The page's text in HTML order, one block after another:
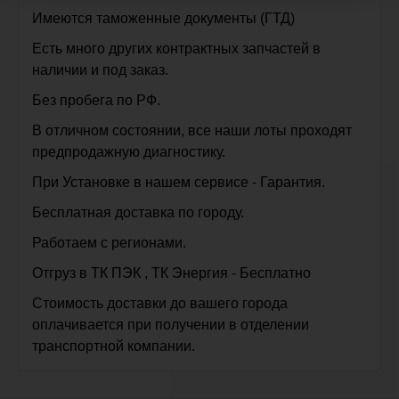
Имеются таможенные документы (ГТД)
Есть много других контрактных запчастей в
наличии и под заказ.
Без пробега по РФ.
В отличном состоянии, все наши лоты проходят
предпродажную диагностику.
При Установке в нашем сервисе - Гарантия.
Бесплатная доставка по городу.
Работаем с регионами.
Отгруз в ТК ПЭК , ТК Энергия - Бесплатно
Стоимость доставки до вашего города
оплачивается при получении в отделении
транспортной компании.